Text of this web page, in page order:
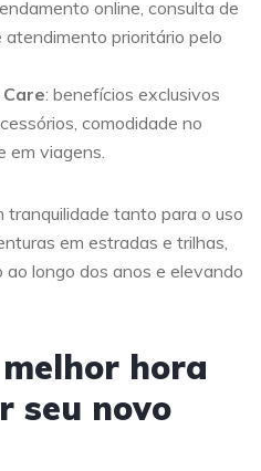
online, consulta de
prioritário pelo
: benefícios exclusivos
comodidade no
em viagens.
tranquilidade tanto para o uso
em estradas e trilhas,
longo dos anos e elevando
hora
seu novo